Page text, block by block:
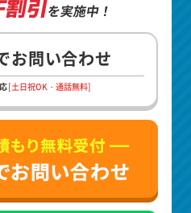
割引を実施中！
お問い合わせ
[土日祝OK・通話無料]